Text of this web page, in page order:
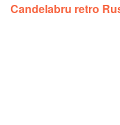
Candelabru retro